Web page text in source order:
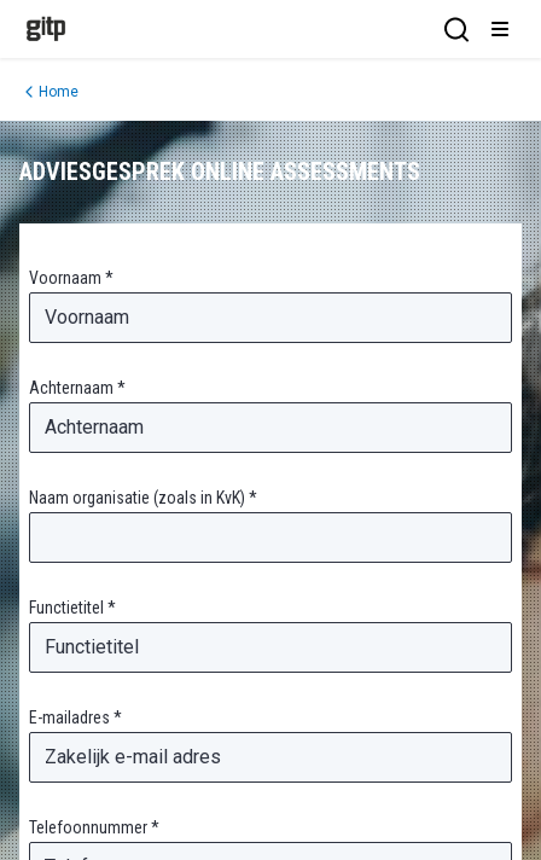
GITP
Open
Home
ADVIESGESPREK ONLINE ASSESSMENTS
Voornaam *
Achternaam *
Naam organisatie (zoals in KvK) *
Functietitel *
E-mailadres *
Telefoonnummer *